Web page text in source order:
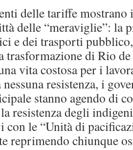
delle tariffe
delle “meraviglie”: la
e dei trasporti
trasformazione di Rio
vita costosa per i
resistenza, i
stanno agendo di
resistenza degli
con le “Unità di
reprimendo chiunque